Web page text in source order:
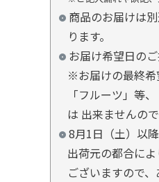
商品のお届けは
ります。
お届け希望日の
※お届けの最終希
「フルーツ」等
は 出来ませんの
8月1日（土）以
出荷元の都合に
ございますので